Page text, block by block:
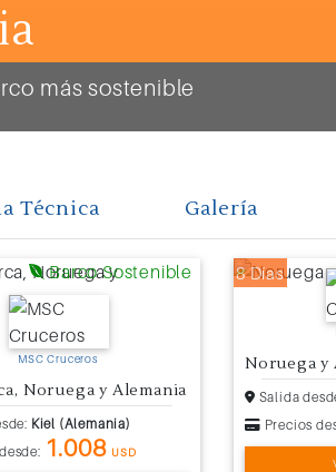
más sostenible
Técnica Galería
Barco Sostenible
MSC Cruceros
Noruega y Alemania
Kiel (Alemania)
1.008 USD
8 Días
Noruega y
Salida
Precios